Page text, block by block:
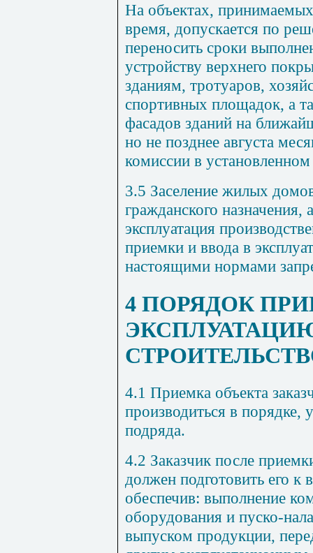
На объектах,
время, допускается по
переносить сроки
устройству верхнего
зданиям, тротуаров,
спортивных площадок, а
фасадов зданий на
но не позднее августа
комиссии в
3.5 Заселение жилых
гражданского
эксплуатация
приемки и ввода в
настоящими нормами
4 ПОРЯДОК
4.1 Приемка объекта
производиться в порядке,
подряда.
4.2 Заказчик после
должен подготовить его к
обеспечив: выполнение
оборудования и пуско-
выпуском продукции,